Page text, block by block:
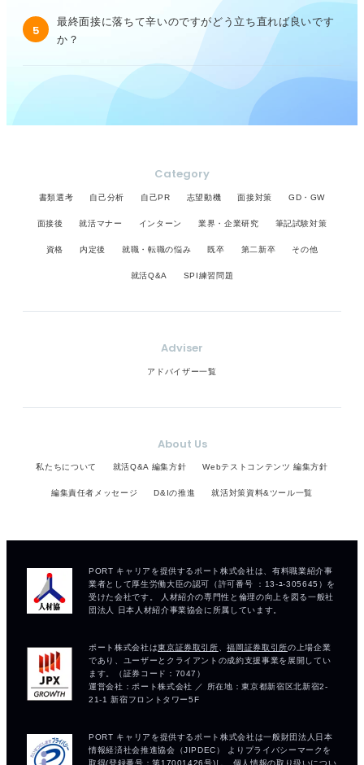
5
最終面接に落ちて辛いのですがどう立ち直れば良いです
か？
Category
書類選考 自己分析 自己PR 志望動機 面接対策 GD・GW
面接後 就活マナー インターン 業界・企業研究 筆記試験対策
資格 内定後 就職・転職の悩み 既卒 第二新卒 その他
就活Q&A SPI練習問題
Adviser
アドバイザー一覧
About Us
私たちについて 就活Q&A 編集方針 Webテストコンテンツ 編集方針
編集責任者メッセージ D&Iの推進 就活対策資料&ツール一覧